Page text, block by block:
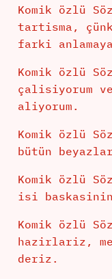
Komik özlü
tartisma,
farki
Komik özlü
çalisiyorum
aliyorum.
Komik özlü
bütün
Komik özlü
isi
Komik özlü
hazirlariz,
deriz.